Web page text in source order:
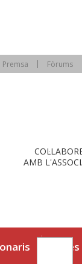
Premsa Fòrums
AMB
Eines